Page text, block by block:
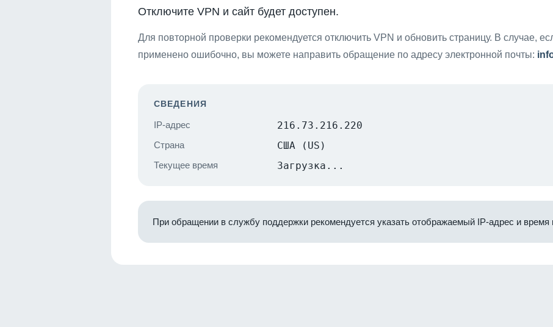
Отключите VPN и сайт будет доступен.
Для повторной проверки рекомендуется отключить VPN и обновить страницу. В случае,
применено ошибочно, вы можете направить обращение по адресу электронной почты:
СВЕДЕНИЯ
IP-адрес 216.73.216.220
Страна США (US)
Текущее время Загрузка...
При обращении в службу поддержки рекомендуется указать отображаемый IP-адрес и время